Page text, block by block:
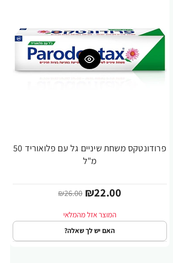
-15%
פרודונטקס משחת שיניים גל עם פלואוריד 50
מ"ל
₪22.00
₪26.00
האם יש לך שאלה?